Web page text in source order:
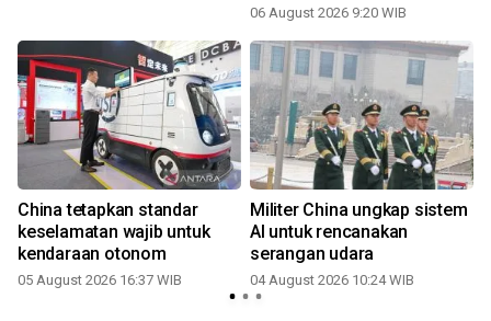
06 August 2026 9:20 WIB
China tetapkan standar
keselamatan wajib untuk
kendaraan otonom
05 August 2026 16:37 WIB
Militer China ungkap sistem
AI untuk rencanakan
serangan udara
04 August 2026 10:24 WIB